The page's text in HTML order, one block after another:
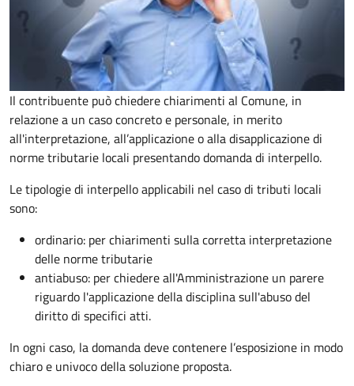
Il contribuente può chiedere chiarimenti al Comune, in
relazione a un caso concreto e personale, in merito
all'interpretazione, all’applicazione o alla disapplicazione di
norme tributarie locali presentando domanda di interpello.
Le tipologie di interpello applicabili nel caso di tributi locali
sono:
ordinario: per chiarimenti sulla corretta interpretazione
delle norme tributarie
antiabuso: per chiedere all'Amministrazione un parere
riguardo l'applicazione della disciplina sull'abuso del
diritto di specifici atti.
In ogni caso, la domanda deve contenere l’esposizione in modo
chiaro e univoco della soluzione proposta.